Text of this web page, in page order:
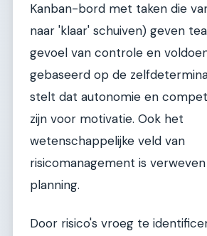
Kanban-bord met taken die
naar 'klaar' schuiven) geven
gevoel van controle en
gebaseerd op de
stelt dat autonomie en
zijn voor motivatie. Ook het
wetenschappelijke veld van
risicomanagement is
planning.
Door risico's vroeg te